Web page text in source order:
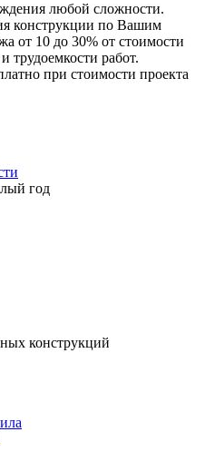
любой сложности.
конструкции по Вашим
от 10 до 30% от стоимости
трудоемкости работ.
при стоимости проекта
год
конструкций